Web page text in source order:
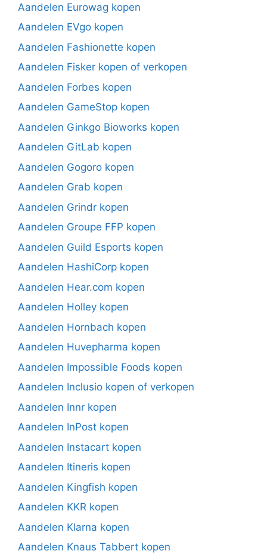
Aandelen Eurowag kopen
Aandelen EVgo kopen
Aandelen Fashionette kopen
Aandelen Fisker kopen of verkopen
Aandelen Forbes kopen
Aandelen GameStop kopen
Aandelen Ginkgo Bioworks kopen
Aandelen GitLab kopen
Aandelen Gogoro kopen
Aandelen Grab kopen
Aandelen Grindr kopen
Aandelen Groupe FFP kopen
Aandelen Guild Esports kopen
Aandelen HashiCorp kopen
Aandelen Hear.com kopen
Aandelen Holley kopen
Aandelen Hornbach kopen
Aandelen Huvepharma kopen
Aandelen Impossible Foods kopen
Aandelen Inclusio kopen of verkopen
Aandelen Innr kopen
Aandelen InPost kopen
Aandelen Instacart kopen
Aandelen Itineris kopen
Aandelen Kingfish kopen
Aandelen KKR kopen
Aandelen Klarna kopen
Aandelen Knaus Tabbert kopen